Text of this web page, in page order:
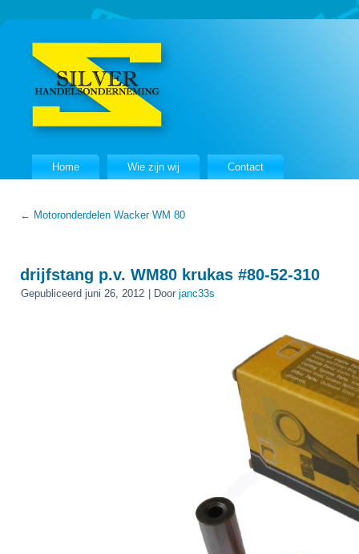
Home Wie zijn wij Contact
← Motoronderdelen Wacker WM 80
drijfstang p.v. WM80 krukas #80-52-310
Gepubliceerd juni 26, 2012 Door janc33s